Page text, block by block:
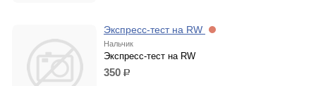
Экспресс-тест на RW
Нальчик
Экспресс-тест на RW
350 р.